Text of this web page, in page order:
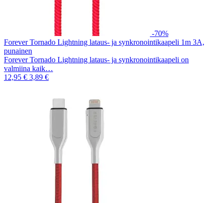
-70%
Forever Tornado Lightning lataus- ja synkronointikaapeli 1m 3A,
punainen
Forever Tornado Lightning lataus- ja synkronointikaapeli on
valmiina kaik…
12,95 € 3,89 €